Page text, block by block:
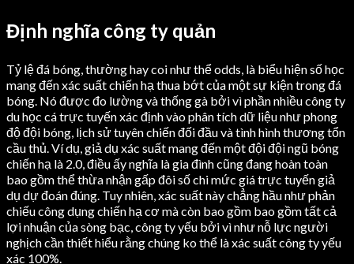
Định nghĩa công ty quản
Tỷ lệ đá bóng, thường hay coi như thể odds, là biểu hiện số học
mang đến xác suất chiến hạ thua bớt của một sự kiện trong đá
bóng. Nó được đo lường và thống gà bởi vì phần nhiều công ty
du học cá trực tuyến xác định vào phân tích dữ liệu như phong
độ đội bóng, lịch sử tuyên chiến đối đầu và tình hình thương tổn
cầu thủ. Ví dụ, giả dụ xác suất mang đến một đội đội ngũ bóng
chiến hạ là 2.0, điều ấy nghĩa là gia đình cũng đang hoàn toàn
bao gồm thể thừa nhận gấp đôi số chi mức giá trực tuyến giả
dụ dự đoán đúng. Tuy nhiên, xác suất này chẳng hầu như phản
chiếu công dụng chiến hạ cơ mà còn bao gồm bao gồm tất cả
lợi nhuận của sòng bạc, công ty yếu bởi vì như nỗ lực người
nghịch cần thiết hiểu rằng chúng ko thể là xác suất công ty yếu
xác 100%.